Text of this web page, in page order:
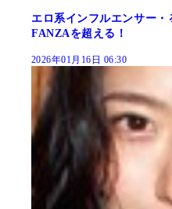
エロ系インフルエンサー
FANZAを超える！
2026年01月16日 06:30